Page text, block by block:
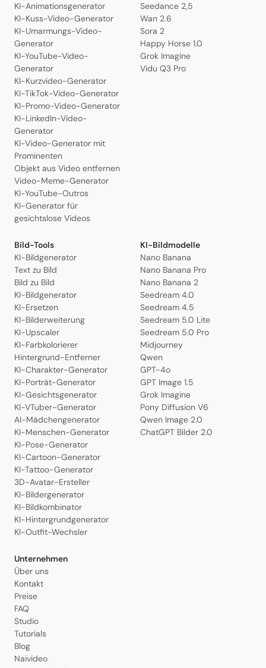
KI-Animationsgenerator
KI-Kuss-Video-Generator
KI-Umarmungs-Video-
Generator
KI-YouTube-Video-
Generator
KI-Kurzvideo-Generator
KI-TikTok-Video-Generator
KI-Promo-Video-Generator
KI-LinkedIn-Video-
Generator
KI-Video-Generator mit
Prominenten
Objekt aus Video entfernen
Video-Meme-Generator
KI-YouTube-Outros
KI-Generator für
gesichtslose Videos
Seedance 2,5
Wan 2.6
Sora 2
Happy Horse 1.0
Grok Imagine
Vidu Q3 Pro
Bild-Tools
KI-Bildgenerator
Text zu Bild
Bild zu Bild
KI-Bildgenerator
KI-Ersetzen
KI-Bilderweiterung
KI-Upscaler
KI-Farbkolorierer
Hintergrund-Entferner
KI-Charakter-Generator
KI-Porträt-Generator
KI-Gesichtsgenerator
KI-VTuber-Generator
AI-Mädchengenerator
KI-Menschen-Generator
KI-Pose-Generator
KI-Cartoon-Generator
KI-Tattoo-Generator
3D-Avatar-Ersteller
KI-Bildergenerator
KI-Bildkombinator
KI-Hintergrundgenerator
KI-Outfit-Wechsler
KI-Bildmodelle
Nano Banana
Nano Banana Pro
Nano Banana 2
Seedream 4.0
Seedream 4.5
Seedream 5.0 Lite
Seedream 5.0 Pro
Midjourney
Qwen
GPT-4o
GPT Image 1.5
Grok Imagine
Pony Diffusion V6
Qwen Image 2.0
ChatGPT Bilder 2.0
Unternehmen
Über uns
Kontakt
Preise
FAQ
Studio
Tutorials
Blog
Naivideo